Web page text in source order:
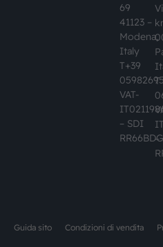
69
41123 –
Modena,
Italy
T+39
VAT-
– SDI
RR66BDG
T
–
Guida sito Condizioni di vendita